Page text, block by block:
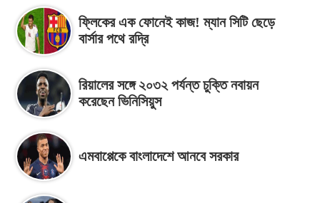
ফ্লিকের এক ফোনেই কাজ! ম্যান সিটি ছেড়ে
বার্সার পথে রদ্রি
রিয়ালের সঙ্গে ২০৩২ পর্যন্ত চুক্তি নবায়ন
করেছেন ভিনিসিয়ুস
এমবাপ্পেকে বাংলাদেশে আনবে সরকার